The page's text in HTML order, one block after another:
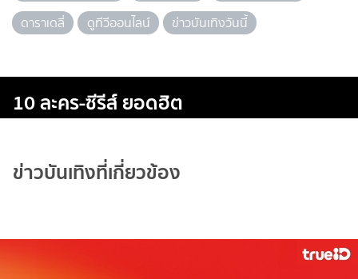
ดาราเดลี่
ดูทีวีออนไลน์ ข่าวบันเทิงวันนี้
10 ละคร-ซีรีส์ ยอดฮิต
ข่าวบันเทิงที่เกี่ยวข้อง